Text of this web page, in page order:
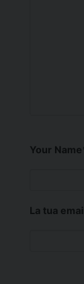
Your Name
La tua